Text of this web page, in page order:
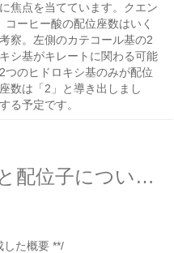
焦点を当てています。クエン
ーヒー酸の配位座数はいく
察。左側のカテコール基の2
シ基がキレートに関わる可能
のヒドロキシ基のみが配位
数は「2」と導き出しまし
る予定です。
キレート剤の結合力と配位子についての続き
した概要 **/